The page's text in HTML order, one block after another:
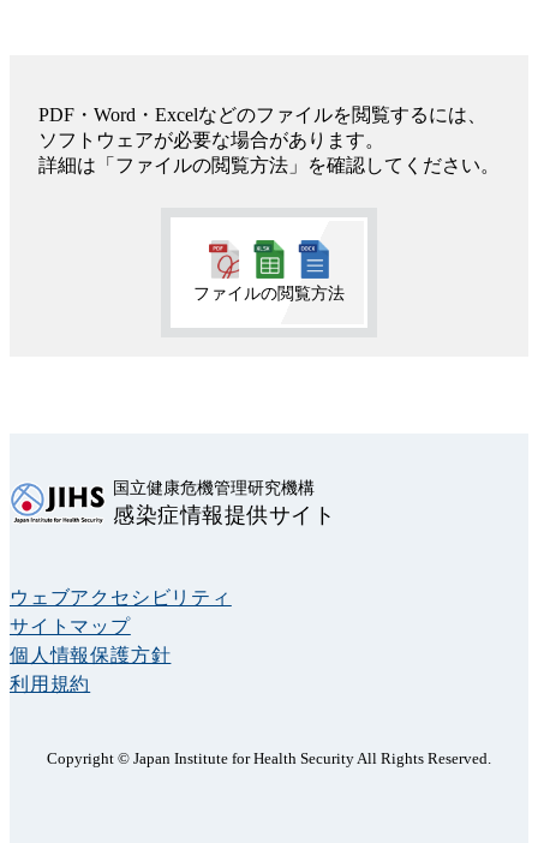
PDF・Word・Excelなどのファイルを閲覧するには、
ソフトウェアが必要な場合があります。
詳細は「ファイルの閲覧方法」を確認してください。
ファイルの閲覧方法
国立健康危機管理研究機構
感染症情報提供サイト
ウェブアクセシビリティ
サイトマップ
個人情報保護方針
利用規約
Copyright © Japan Institute for Health Security All Rights Reserved.